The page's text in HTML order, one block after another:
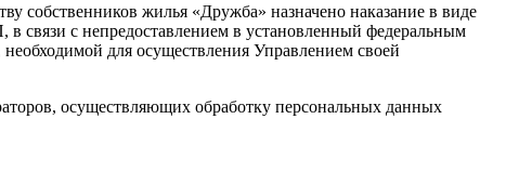
собственников жилья «Дружба» назначено наказание в виде
связи с непредоставлением в установленный федеральным
для осуществления Управлением своей
осуществляющих обработку персональных данных